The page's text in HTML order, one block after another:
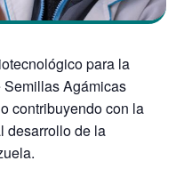
para la
Agámicas
contribuyendo con la
desarrollo de la